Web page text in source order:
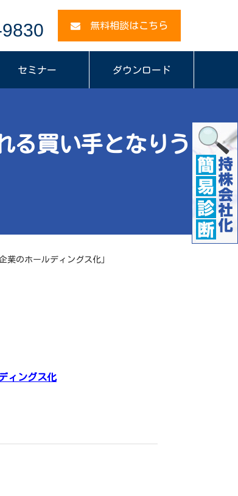
無料相談はこちら
セミナー ダウンロード
る買い手となりう
業のホールディングス化」
ィングス化